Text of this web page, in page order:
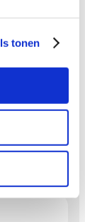
tonen
van